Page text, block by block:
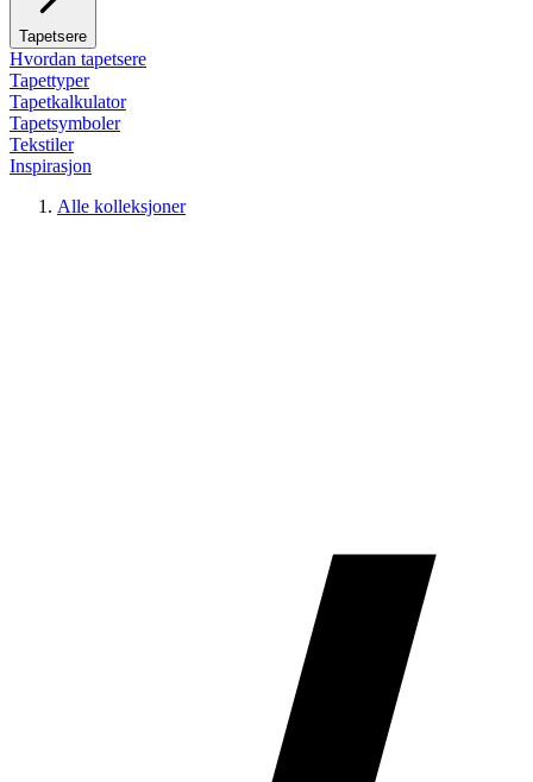
Tapetsere
Hvordan tapetsere
Tapettyper
Tapetkalkulator
Tapetsymboler
Tekstiler
Inspirasjon
Alle kolleksjoner